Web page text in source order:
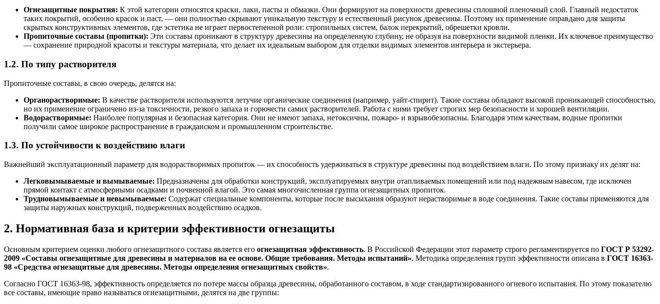
Огнезащитные покрытия: К этой категории относятся краски, лаки, пасты и обмазки. Они формируют на поверхности древесины сплошной пленочный слой. Главный недостаток
таких покрытий, особенно красок и паст, — они полностью скрывают уникальную текстуру и естественный рисунок древесины. Поэтому их применение оправдано для защиты
скрытых конструктивных элементов, где эстетика не играет первостепенной роли: стропильных систем, балок перекрытий, обрешетки кровли.
Пропиточные составы (пропитки): Эти составы проникают в структуру древесины на определенную глубину, не образуя на поверхности видимой пленки. Их ключевое преимущество
— сохранение природной красоты и текстуры материала, что делает их идеальным выбором для отделки видимых элементов интерьера и экстерьера.
1.2. По типу растворителя
Пропиточные составы, в свою очередь, делятся на:
Органорастворимые: В качестве растворителя используются летучие органические соединения (например, уайт-спирит). Такие составы обладают высокой проникающей способностью,
но их применение ограничено из-за токсичности, резкого запаха и горючести самих растворителей. Работа с ними требует строгих мер безопасности и хорошей вентиляции.
Водорастворимые: Наиболее популярная и безопасная категория. Они не имеют запаха, нетоксичны, пожаро- и взрывобезопасны. Благодаря этим качествам, водные пропитки
получили самое широкое распространение в гражданском и промышленном строительстве.
1.3. По устойчивости к воздействию влаги
Важнейший эксплуатационный параметр для водорастворимых пропиток — их способность удерживаться в структуре древесины под воздействием влаги. По этому признаку их делят на:
Легковымываемые и вымываемые: Предназначены для обработки конструкций, эксплуатируемых внутри отапливаемых помещений или под надежным навесом, где исключен
прямой контакт с атмосферными осадками и почвенной влагой. Это самая многочисленная группа огнезащитных пропиток.
Трудновымываемые и невымываемые: Содержат специальные компоненты, которые после высыхания образуют нерастворимые в воде соединения. Такие составы применяются для
защиты наружных конструкций, подверженных воздействию осадков.
2. Нормативная база и критерии эффективности огнезащиты
Основным критерием оценки любого огнезащитного состава является его огнезащитная эффективность. В Российской Федерации этот параметр строго регламентируется по ГОСТ Р 53292-
2009 «Составы огнезащитные для древесины и материалов на ее основе. Общие требования. Методы испытаний». Методика определения групп эффективности описана в ГОСТ 16363-
98 «Средства огнезащитные для древесины. Методы определения огнезащитных свойств».
Согласно ГОСТ 16363-98, эффективность определяется по потере массы образца древесины, обработанного составом, в ходе стандартизированного огневого испытания. По этому показателю
все составы, имеющие право называться огнезащитными, делятся на две группы: